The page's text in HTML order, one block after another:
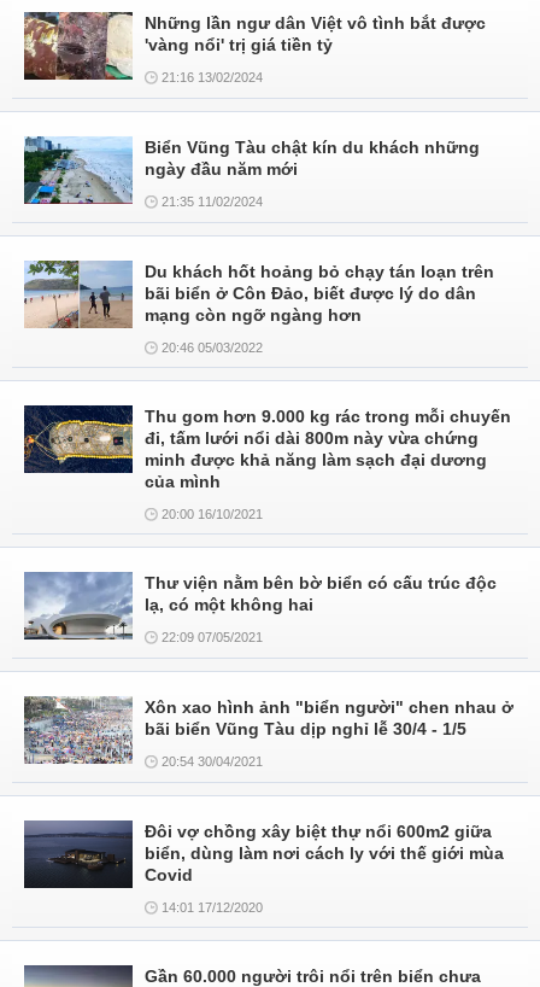
Những lần ngư dân Việt vô tình bắt được
'vàng nổi' trị giá tiền tỷ
21:16 13/02/2024
Biển Vũng Tàu chật kín du khách những
ngày đầu năm mới
21:35 11/02/2024
Du khách hốt hoảng bỏ chạy tán loạn trên
bãi biển ở Côn Đảo, biết được lý do dân
mạng còn ngỡ ngàng hơn
20:46 05/03/2022
Thu gom hơn 9.000 kg rác trong mỗi chuyến
đi, tấm lưới nổi dài 800m này vừa chứng
minh được khả năng làm sạch đại dương
của mình
20:00 16/10/2021
Thư viện nằm bên bờ biển có cấu trúc độc
lạ, có một không hai
22:09 07/05/2021
Xôn xao hình ảnh "biển người" chen nhau ở
bãi biển Vũng Tàu dịp nghỉ lễ 30/4 - 1/5
20:54 30/04/2021
Đôi vợ chồng xây biệt thự nổi 600m2 giữa
biển, dùng làm nơi cách ly với thế giới mùa
Covid
14:01 17/12/2020
Gần 60.000 người trôi nổi trên biển chưa